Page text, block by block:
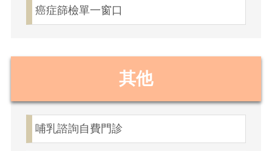
癌症篩檢單一窗口
其他
哺乳諮詢自費門診